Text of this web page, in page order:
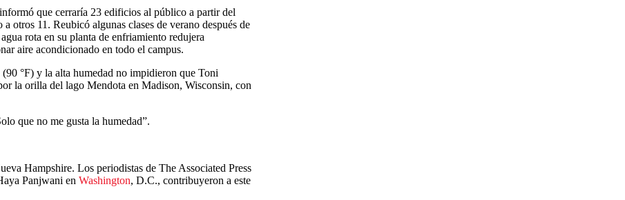
que cerraría 23 edificios al público a partir del
otros 11. Reubicó algunas clases de verano después de
rota en su planta de enfriamiento redujera
aire acondicionado en todo el campus.
(90 °F) y la alta humedad no impidieron que Toni
la orilla del lago Mendota en Madison, Wisconsin, con
que no me gusta la humedad”.
Hampshire. Los periodistas de The Associated Press
Panjwani en Washington, D.C., contribuyeron a este